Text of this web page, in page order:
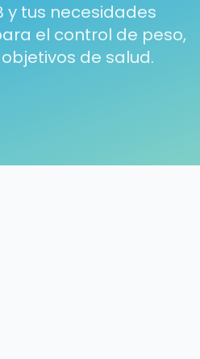
y tus necesidades
el control de peso,
de salud.